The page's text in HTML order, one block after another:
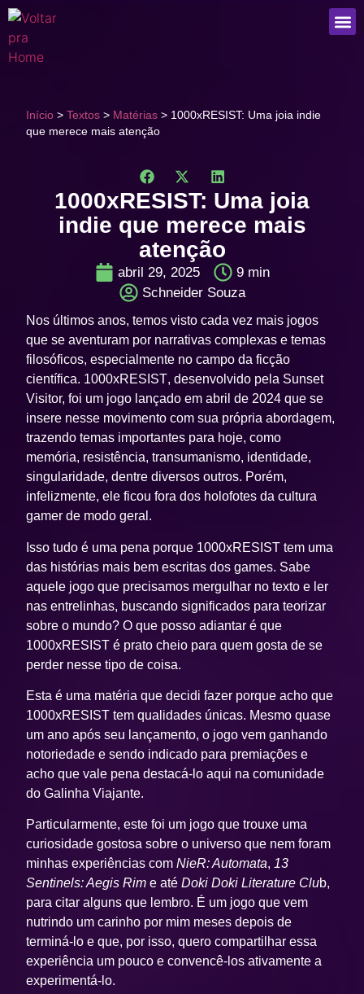
Início >Textos > Matérias > 1000xRESIST: Uma joia indie
que merece mais atenção
1000xRESIST: Uma joia
indie que merece mais
atenção
abril 29, 2025 9 min
Schneider Souza
Nos últimos anos, temos visto cada vez mais jogos
que se aventuram por narrativas complexas e temas
filosóficos, especialmente no campo da ficção
científica. 1000xRESIST, desenvolvido pela Sunset
Visitor, foi um jogo lançado em abril de 2024 que se
insere nesse movimento com sua própria abordagem,
trazendo temas importantes para hoje, como
memória, resistência, transumanismo, identidade,
singularidade, dentre diversos outros. Porém,
infelizmente, ele ficou fora dos holofotes da cultura
gamer de modo geral.
Isso tudo é uma pena porque 1000xRESIST tem uma
das histórias mais bem escritas dos games. Sabe
aquele jogo que precisamos mergulhar no texto e ler
nas entrelinhas, buscando significados para teorizar
sobre o mundo? O que posso adiantar é que
1000xRESIST é prato cheio para quem gosta de se
perder nesse tipo de coisa.
Esta é uma matéria que decidi fazer porque acho que
1000xRESIST tem qualidades únicas. Mesmo quase
um ano após seu lançamento, o jogo vem ganhando
notoriedade e sendo indicado para premiações e
acho que vale pena destacá-lo aqui na comunidade
do Galinha Viajante.
Particularmente, este foi um jogo que trouxe uma
curiosidade gostosa sobre o universo que nem foram
minhas experiências comNieR: Automata,13
Sentinels: Aegis Rim e atéDoki Doki Literature Club,
para citar alguns que lembro. É um jogo que vem
nutrindo um carinho por mim meses depois de
terminá-lo e que, por isso, quero compartilhar essa
experiência um pouco e convencê-los ativamente a
experimentá-lo.